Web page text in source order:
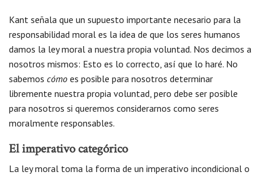
Kant señala que un supuesto importante necesario para la
responsabilidad moral es la idea de que los seres humanos
damos la ley moral a nuestra propia voluntad. Nos decimos a
nosotros mismos: Esto es lo correcto, así que lo haré. No
sabemos cómo es posible para nosotros determinar
libremente nuestra propia voluntad, pero debe ser posible
para nosotros si queremos considerarnos como seres
moralmente responsables.
El imperativo categórico
La ley moral toma la forma de un imperativo incondicional o